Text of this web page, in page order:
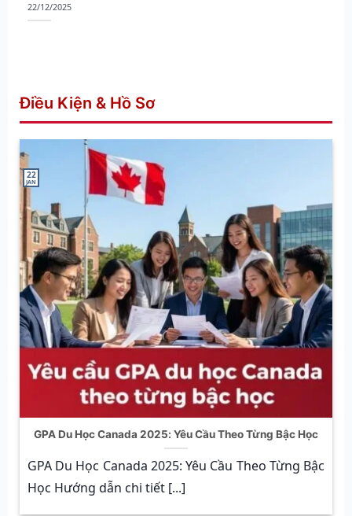
22/12/2025
Điều Kiện & Hồ Sơ
GPA Du Học Canada 2025: Yêu Cầu Theo Từng Bậc Học
GPA Du Học Canada 2025: Yêu Cầu Theo Từng Bậc
Học Hướng dẫn chi tiết [...]
22
JAN